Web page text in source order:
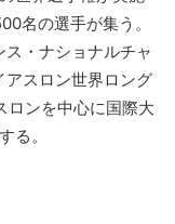
名の選手が集う。
・ナショナルチャ
スロン世界ロング
ロンを中心に国際大
る。